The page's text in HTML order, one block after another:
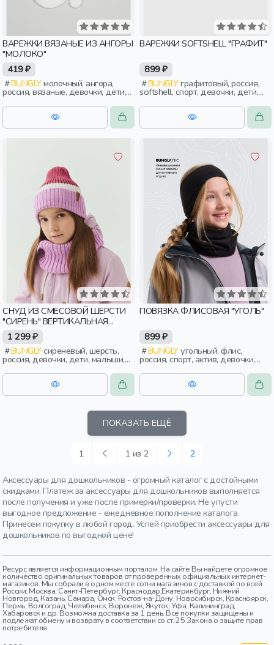
ВАРЕЖКИ ВЯЗАНЫЕ ИЗ АНГОРЫ
"МОЛОКО"
419 ₽
BUNGLYмолочный, ангора,
россия, вязаные, девочки, дети,
малыши, дошкольники
ВАРЕЖКИ SOFTSHELL "ГРАФИТ"
899 ₽
BUNGLYграфитовый, россия,
softshell, спорт, девочки, дети,
малыши, дошкольники
СНУД ИЗ СМЕСОВОЙ ШЕРСТИ
"СИРЕНЬ" ВЕРТИКАЛЬНАЯ
ВЯЗКА
1 299 ₽
BUNGLYсиреневый, шерсть,
россия, девочки, дети, малыши,
дошкольники
ПОВЯЗКА ФЛИСОВАЯ "УГОЛЬ"
899 ₽
BUNGLYугольный, флис,
россия, спорт, актив, девочки,
дети, малыши, дошкольники
ПОКАЗАТЬ ЕЩЁ
1 1 из 2 2
Аксессуары для дошкольников - огромный каталог с достойными
скидками. Платеж за аксессуары для дошкольников выполняется
после получения и уже после примерки/проверки. Не упусти
выгодное предложение - ежедневное пополнение каталога.
Принесем покупку в любой город. Успей приобрести аксессуары для
дошкольников по выгодной цене!
Ресурс является информационным порталом. На сайте Вы найдете огромное
количество оригинальных товаров от проверенных официальных интернет-
магазинов. Мы собрали в одном месте сотни магазинов с доставкой по всей
России: Москва, Санкт-Петербург, Краснодар,Екатеринбург, Нижний
Новгород, Казань, Самара, Омск, Ростов-на-Дону, Новосибирск, Красноярск,
Пермь, Волгоград, Челябинск, Воронеж, Якутск, Уфа, Калининград,
Хабаровск и др. Возможна доставка за 1 день. Все покупки защищены и
подлежат обмену и возврату в соответствии со ст. 25 Закона о защите прав
потребителя.